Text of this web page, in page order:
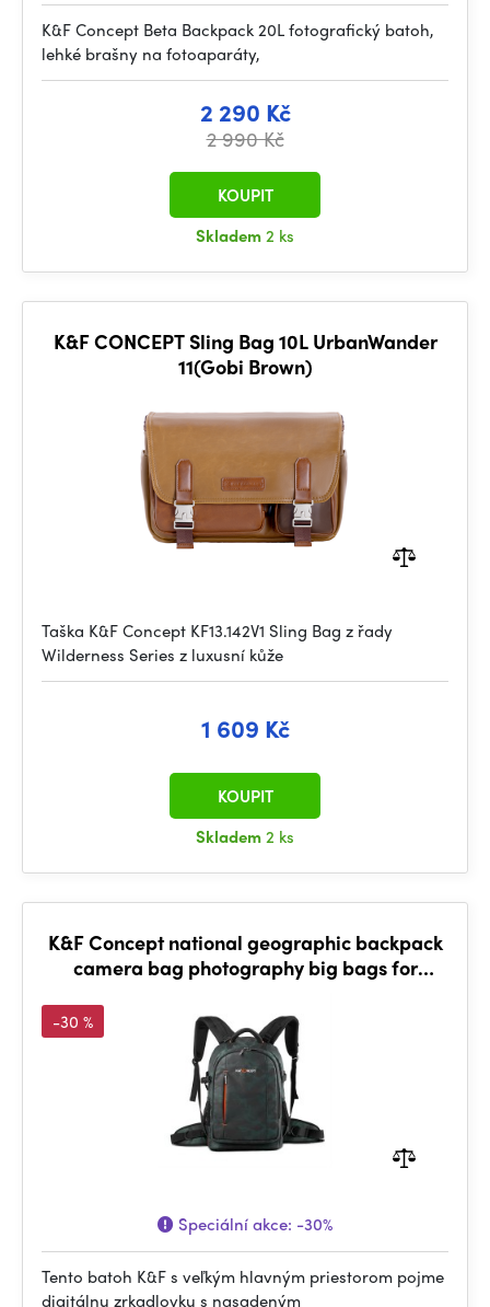
K&F Concept Beta Backpack 20L fotografický batoh,
lehké brašny na fotoaparáty,
2 290 Kč
2 990 Kč
Skladem2 ks
KOUPIT
K&F CONCEPT Sling Bag 10L UrbanWander
11(Gobi Brown)
Taška K&F Concept KF13.142V1 Sling Bag z řady
Wilderness Series z luxusní kůže
1 609 Kč
Skladem2 ks
KOUPIT
K&F Concept national geographic backpack
camera bag photography big bags for
-30 %
Speciální akce: -30%
Tento batoh K&F s veľkým hlavným priestorom pojme
digitálnu zrkadlovku s nasadeným